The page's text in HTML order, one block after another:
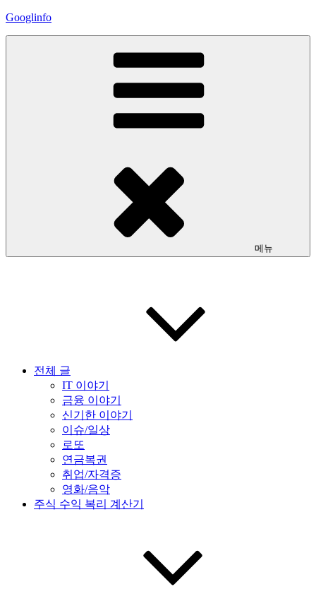
콘
Googlinfo
메뉴
전체 글
IT 이야기
금융 이야기
신기한 이야기
이슈/일상
로또
연금복권
취업/자격증
영화/음악
주식 수익 복리 계산기